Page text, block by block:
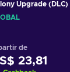
Upgrade (DLC)
de
23,81